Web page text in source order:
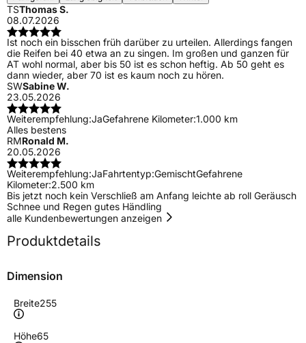
TSThomas S.
08.07.2026
Ist noch ein bisschen früh darüber zu urteilen. Allerdings fangen
die Reifen bei 40 etwa an zu singen. Im großen und ganzen für
AT wohl normal, aber bis 50 ist es schon heftig. Ab 50 geht es
dann wieder, aber 70 ist es kaum noch zu hören.
SWSabine W.
23.05.2026
Weiterempfehlung:JaGefahrene Kilometer:1.000 km
Alles bestens
RMRonald M.
20.05.2026
Weiterempfehlung:JaFahrtentyp:GemischtGefahrene
Kilometer:2.500 km
Bis jetzt noch kein Verschließ am Anfang leichte ab roll Geräusch
Schnee und Regen gutes Händling
alle Kundenbewertungen anzeigen
Produktdetails
Dimension
Breite255
Höhe65